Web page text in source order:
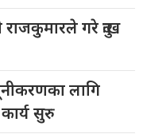
राजकुमारले गरे दुःख
लागि
सुरु